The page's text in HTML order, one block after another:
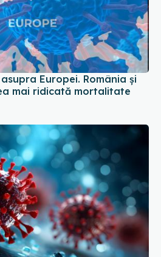
Europei. România și
mai ridicată mortalitate